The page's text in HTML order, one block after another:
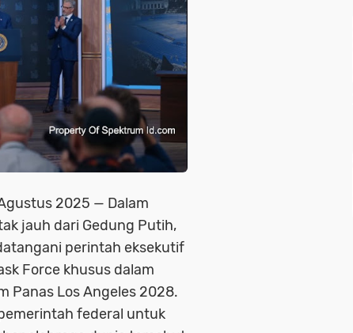
2025 — Dalam
jauh dari Gedung Putih,
perintah eksekutif
Force khusus dalam
Panas Los Angeles 2028.
federal untuk